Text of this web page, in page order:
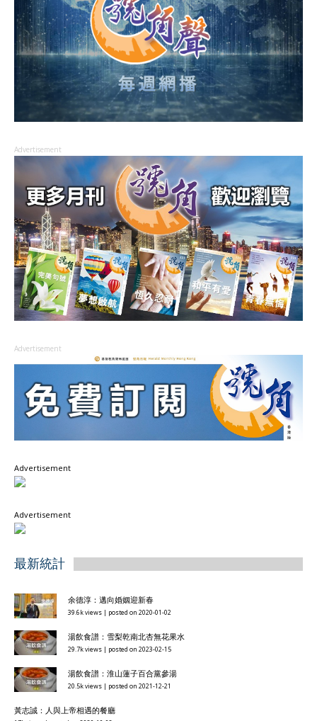
Advertisement
Advertisement
Advertisement
Advertisement
最新統計
余德淳：邁向婚姻迎新春
39.6k views | posted on 2020-01-02
湯飲食譜：雪梨乾南北杏無花果水
29.7k views | posted on 2023-02-15
湯飲食譜：淮山蓮子百合黨參湯
20.5k views | posted on 2021-12-21
黃志誠：人與上帝相遇的餐廳